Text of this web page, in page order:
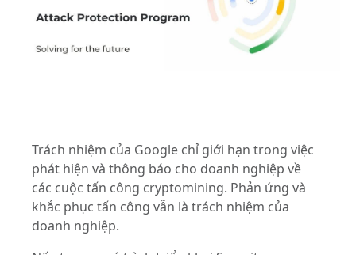
Trách nhiệm của Google chỉ giới hạn trong việc
phát hiện và thông báo cho doanh nghiệp về
các cuộc tấn công cryptomining. Phản ứng và
khắc phục tấn công vẫn là trách nhiệm của
doanh nghiệp.